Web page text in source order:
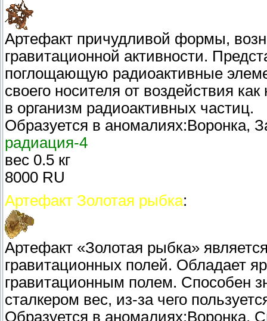
Артефакт причудливой формы,
гравитационной активности.
поглощающую радиоактивные
своего носителя от воздействия
в организм радиоактивных частиц.
Образуется в аномалиях:Воронка,
радиация-4
вес 0.5 кг
8000 RU
Артефакт Золотая рыбка:
Артефакт «Золотая рыбка»
гравитационных полей. Обладает
гравитационным полем. Способен
сталкером вес, из-за чего
Образуется в аномалиях:Воронка,